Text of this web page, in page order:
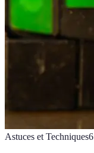
Astuces et Techniques6